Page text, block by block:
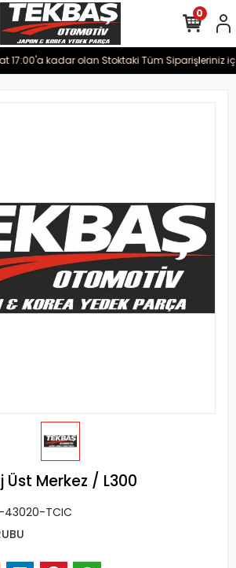
17:00'a kadar olan Stoktaki Tüm Siparişleriniz
0
Üst Merkez / L300
43020-TCIC